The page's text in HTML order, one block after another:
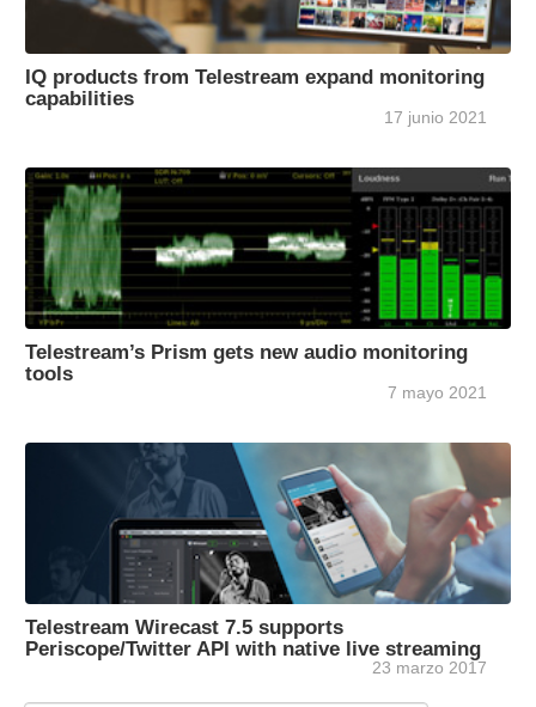
IQ products from Telestream expand monitoring
capabilities
17 junio 2021
Telestream’s Prism gets new audio monitoring
tools
7 mayo 2021
Telestream Wirecast 7.5 supports
Periscope/Twitter API with native live streaming
23 marzo 2017